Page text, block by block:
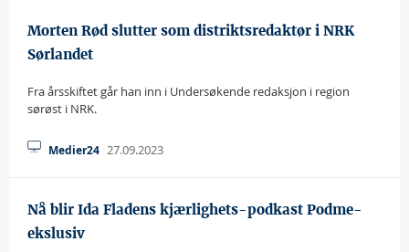
Morten Rød slutter som distriktsredaktør i NRK
Sørlandet
Fra årsskiftet går han inn i Undersøkende redaksjon i region
sørøst i NRK.
Medier24 27.09.2023
Nå blir Ida Fladens kjærlighets-podkast Podme-
ekslusiv